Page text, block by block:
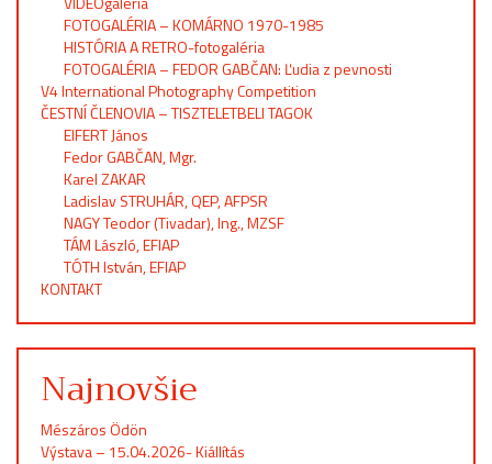
FOTOGALÉRIA – KOMÁRNO 1970-1985
HISTÓRIA A RETRO-fotogaléria
FOTOGALÉRIA – FEDOR GABČAN: Ľudia z pevnosti
V4 International Photography Competition
ČESTNÍ ČLENOVIA – TISZTELETBELI TAGOK
EIFERT János
Fedor GABČAN, Mgr.
Karel ZAKAR
Ladislav STRUHÁR, QEP, AFPSR
NAGY Teodor (Tivadar), Ing., MZSF
TÁM László, EFIAP
TÓTH István, EFIAP
KONTAKT
Najnovšie
Mészáros Ödön
Výstava – 15.04.2026- Kiállítás